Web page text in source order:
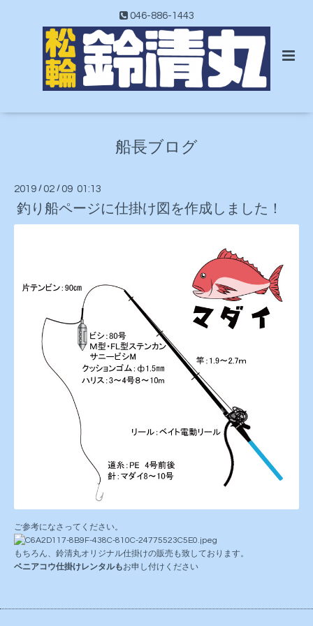
046-886-1443
船長ブログ
2019 / 02 / 09 01:13
釣り船ページに仕掛け図を作成しました！
ご参考になさってください。
もちろん、鈴清丸オリジナル仕掛けの販売も致しております。
ベニアコウ仕掛けレンタルもお申し付けください